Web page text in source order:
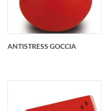
ANTISTRESS GOCCIA